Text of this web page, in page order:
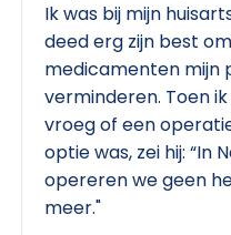
Ik was bij mijn
deed erg zijn best
medicamenten mijn
verminderen. Toen
vroeg of een
optie was, zei hij: “In
opereren we geen
meer."